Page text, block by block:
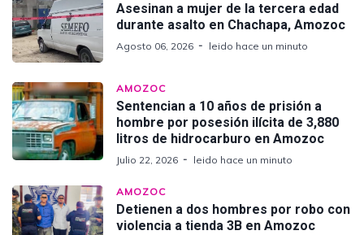
Asesinan a mujer de la tercera edad
durante asalto en Chachapa, Amozoc
Agosto 06, 2026 leido hace un minuto
AMOZOC
Sentencian a 10 años de prisión a
hombre por posesión ilícita de 3,880
litros de hidrocarburo en Amozoc
Julio 22, 2026 leido hace un minuto
AMOZOC
Detienen a dos hombres por robo con
violencia a tienda 3B en Amozoc